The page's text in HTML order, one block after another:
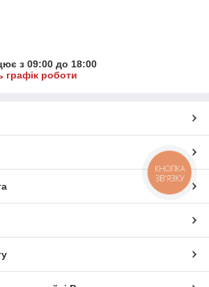
з 09:00 до 18:00
графік роботи
КНОПКА
ЗВ'ЯЗКУ